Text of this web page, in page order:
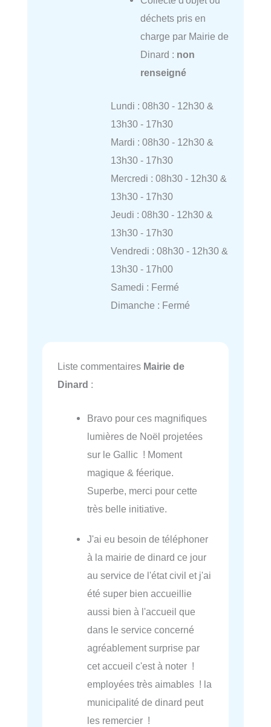
déchets pris en
charge par Mairie de
Dinard : non
renseigné
Lundi : 08h30 - 12h30 &
13h30 - 17h30
Mardi : 08h30 - 12h30 &
13h30 - 17h30
Mercredi : 08h30 - 12h30 &
13h30 - 17h30
Jeudi : 08h30 - 12h30 &
13h30 - 17h30
Vendredi : 08h30 - 12h30 &
13h30 - 17h00
Samedi : Fermé
Dimanche : Fermé
Liste commentaires Mairie de
Dinard :
Bravo pour ces magnifiques
lumières de Noël projetées
sur le Gallic ! Moment
magique & féerique.
Superbe, merci pour cette
très belle initiative.
J'ai eu besoin de téléphoner
à la mairie de dinard ce jour
au service de l'état civil et j'ai
été super bien accueillie
aussi bien à l'accueil que
dans le service concerné
agréablement surprise par
cet accueil c'est à noter !
employées très aimables ! la
municipalité de dinard peut
les remercier !